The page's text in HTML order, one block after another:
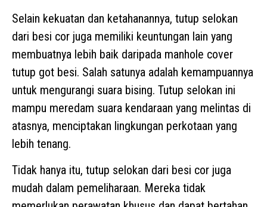
Selain kekuatan dan ketahanannya, tutup selokan
dari besi cor juga memiliki keuntungan lain yang
membuatnya lebih baik daripada manhole cover
tutup got besi. Salah satunya adalah kemampuannya
untuk mengurangi suara bising. Tutup selokan ini
mampu meredam suara kendaraan yang melintas di
atasnya, menciptakan lingkungan perkotaan yang
lebih tenang.
Tidak hanya itu, tutup selokan dari besi cor juga
mudah dalam pemeliharaan. Mereka tidak